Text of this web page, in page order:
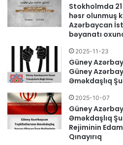
Stokholmda
həsr olunmuş
Azərbaycan
bəyanatı
2025-11-23
Güney
Güney
Əməkdaşlıq
2025-10-07
Güney
Əməkdaşlıq
Rejiminin
Qınayırıq